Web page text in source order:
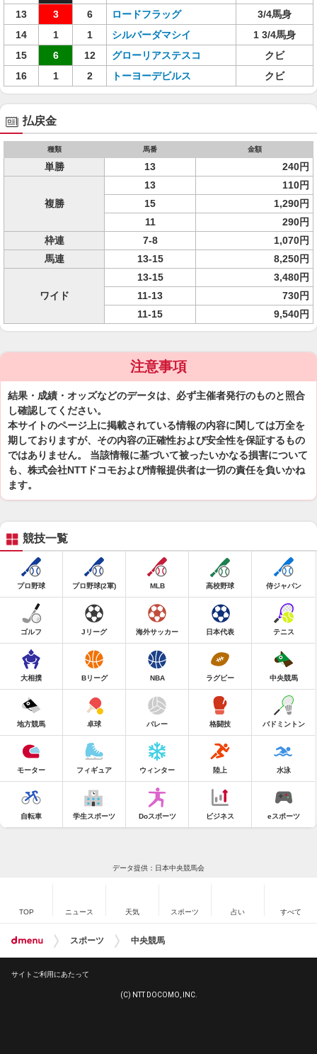
13
3 6 ロードフラッグ
3/4馬身
14
1 1 シルバーダマシイ
1 3/4馬身
15
6 12 グローリアステスコ
クビ
16
1 2 トーヨーデビルス クビ
払戻金
種類 馬番 金額
単勝 13 240円
複勝
13
110円
15
1,290円
11
290円
枠連
7-8
1,070円
馬連
13-15 8,250円
ワイド
13-15
3,480円
11-13
730円
11-15
9,540円
注意事項
結果・成績・オッズなどのデータは、必ず主催者発行のものと照合
し確認してください。
本サイトのページ上に掲載されている情報の内容に関しては万全を
期しておりますが、その内容の正確性および安全性を保証するもの
ではありません。 当該情報に基づいて被ったいかなる損害について
も、株式会社NTTドコモおよび情報提供者は一切の責任を負いかね
ます。
競技一覧
プロ野球 プロ野球(2軍) MLB 高校野球 侍ジャパン
ゴルフ Jリーグ 海外サッカー 日本代表 テニス
大相撲 Bリーグ NBA ラグビー 中央競馬
地方競馬 卓球 バレー 格闘技 バドミントン
モーター フィギュア ウィンター 陸上 水泳
自転車 学生スポーツ Doスポーツ ビジネス eスポーツ
データ提供：日本中央競馬会
TOP ニュース 天気 スポーツ 占い すべて
スポーツ 中央競馬
サイトご利用にあたって
(C) NTT DOCOMO, INC.